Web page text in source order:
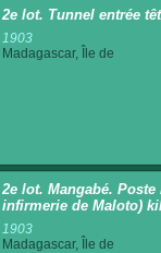
2e lot. Tunnel entrée
1903
Madagascar, Île de
2e lot. Mangabé.
infirmerie de Maloto)
1903
Madagascar, Île de